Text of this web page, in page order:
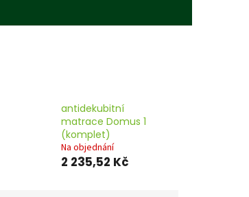
antidekubitní
matrace Domus 1
(komplet)
Na objednání
2 235,52 Kč